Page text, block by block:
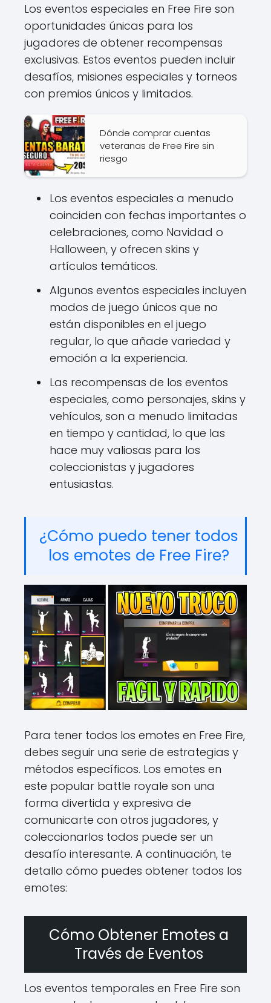
Los eventos especiales en Free Fire son
oportunidades únicas para los
jugadores de obtener recompensas
exclusivas. Estos eventos pueden incluir
desafíos, misiones especiales y torneos
con premios únicos y limitados.
Dónde comprar cuentas
veteranas de Free Fire sin
riesgo
Los eventos especiales a menudo
coinciden con fechas importantes o
celebraciones, como Navidad o
Halloween, y ofrecen skins y
artículos temáticos.
Algunos eventos especiales incluyen
modos de juego únicos que no
están disponibles en el juego
regular, lo que añade variedad y
emoción a la experiencia.
Las recompensas de los eventos
especiales, como personajes, skins y
vehículos, son a menudo limitadas
en tiempo y cantidad, lo que las
hace muy valiosas para los
coleccionistas y jugadores
entusiastas.
¿Cómo puedo tener todos
los emotes de Free Fire?
Para tener todos los emotes en Free Fire,
debes seguir una serie de estrategias y
métodos específicos. Los emotes en
este popular battle royale son una
forma divertida y expresiva de
comunicarte con otros jugadores, y
coleccionarlos todos puede ser un
desafío interesante. A continuación, te
detallo cómo puedes obtener todos los
emotes:
Cómo Obtener Emotes a
Través de Eventos
Los eventos temporales en Free Fire son